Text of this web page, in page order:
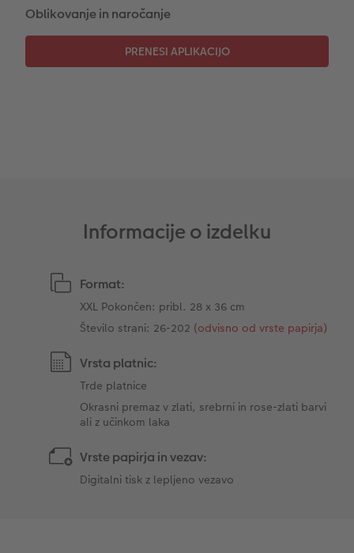
CEWE TAKOJŠNJI NATIS FOTOGRAFIJ
Foto kolaži
Oblikovanje in naročanje
Informacije o izdelku
Format:
XXL Pokončen: pribl. 28 x 36 cm
Število strani: 26-202 (odvisno od vrste papirja)
Vrsta platnic:
Trde platnice
Okrasni premaz v zlati, srebrni in rose-zlati barvi
ali z učinkom laka
Vrste papirja in vezav:
Digitalni tisk z lepljeno vezavo